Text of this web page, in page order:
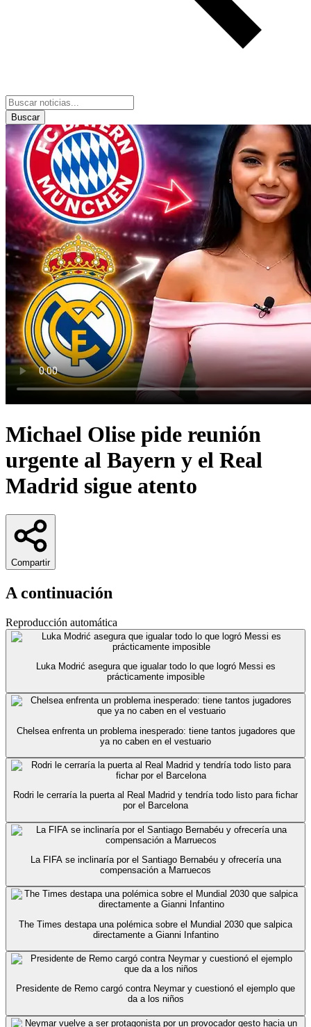
Buscar
Michael Olise pide reunión
urgente al Bayern y el Real
Madrid sigue atento
Compartir
A continuación
Reproducción automática
Luka Modrić asegura que igualar todo lo que logró Messi es
prácticamente imposible
Chelsea enfrenta un problema inesperado: tiene tantos jugadores que
ya no caben en el vestuario
Rodri le cerraría la puerta al Real Madrid y tendría todo listo para fichar
por el Barcelona
La FIFA se inclinaría por el Santiago Bernabéu y ofrecería una
compensación a Marruecos
The Times destapa una polémica sobre el Mundial 2030 que salpica
directamente a Gianni Infantino
Presidente de Remo cargó contra Neymar y cuestionó el ejemplo que
da a los niños